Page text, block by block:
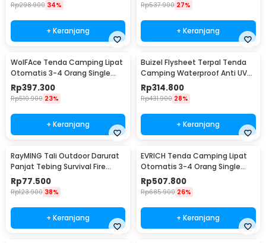
Rp298.900 34%
+ Keranjang
Rp537.900 27%
+ Keranjang
WolFAce Tenda Camping Lipat
Otomatis 3-4 Orang Single
Layer Waterproof - SH-300
Rp397.300
Rp510.900 23%
+ Keranjang
Buizel Flysheet Terpal Tenda
Camping Waterproof Anti UV
5x3M - SF-015
Rp314.800
Rp431.900 28%
+ Keranjang
RayMING Tali Outdoor Darurat
Panjat Tebing Survival Fire
Rope 20M - RM-20
Rp77.500
Rp123.900 38%
+ Keranjang
EVRICH Tenda Camping Lipat
Otomatis 3-4 Orang Single
Layer Waterproof - SH-550
Rp507.800
Rp685.900 26%
+ Keranjang